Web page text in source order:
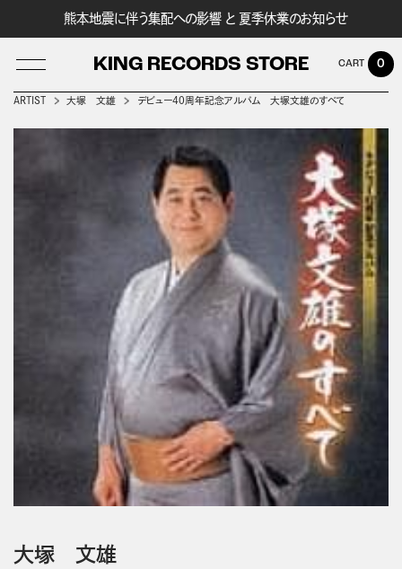
熊本地震に伴う集配への影響 と 夏季休業のお知らせ
KING RECORDS STORE
LOG IN
0
ARTIST 大塚 文雄 デビュー４０周年記念アルバム 大塚文雄のすべて
大塚 文雄